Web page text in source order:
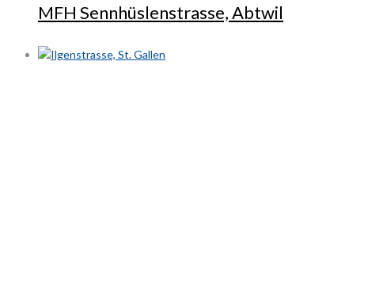
MFH Sennhüslenstrasse, Abtwil